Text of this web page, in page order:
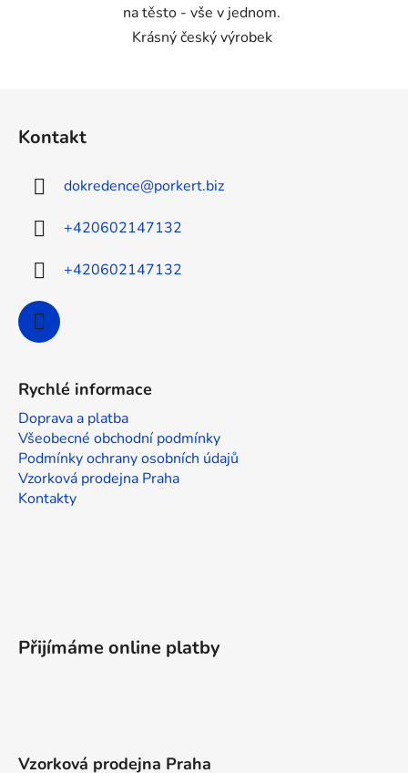
na těsto - vše v jednom.
Krásný český výrobek
Kontakt
dokredence@porkert.biz
+420602147132
+420602147132
Rychlé informace
Doprava a platba
Všeobecné obchodní podmínky
Podmínky ochrany osobních údajů
Vzorková prodejna Praha
Kontakty
Přijímáme online platby
Vzorková prodejna Praha